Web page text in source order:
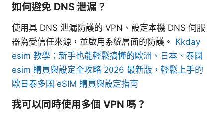
如何避免 DNS 泄漏？
使用具 DNS 泄漏防護的 VPN、設定本機 DNS 伺服
器為受信任來源，並啟用系統層面的防護。 Kkday
esim 教學：新手也能輕鬆搞懂的歐洲、日本、泰國
esim 購買與設定全攻略 2026 最新版，輕鬆上手的
歐日泰多國 eSIM 購買與設定指南
我可以同時使用多個 VPN 嗎？